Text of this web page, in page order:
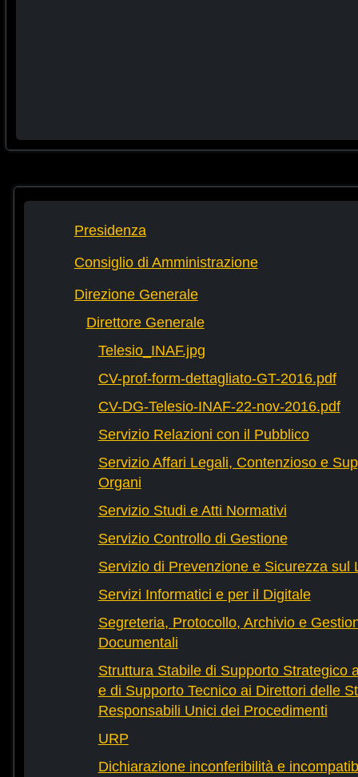
Presidenza
Consiglio di Amministrazione
Direzione Generale
Direttore Generale
Telesio_INAF.jpg
CV-prof-form-dettagliato-GT-2016.pdf
CV-DG-Telesio-INAF-22-nov-2016.pdf
Servizio Relazioni con il Pubblico
Servizio Affari Legali, Contenzioso e
Organi
Servizio Studi e Atti Normativi
Servizio Controllo di Gestione
Servizio di Prevenzione e Sicurezza sul
Servizi Informatici e per il Digitale
Segreteria, Protocollo, Archivio e
Documentali
Struttura Stabile di Supporto Strategico
e di Supporto Tecnico ai Direttori delle
Responsabili Unici dei Procedimenti
URP
Dichiarazione inconferibilità e